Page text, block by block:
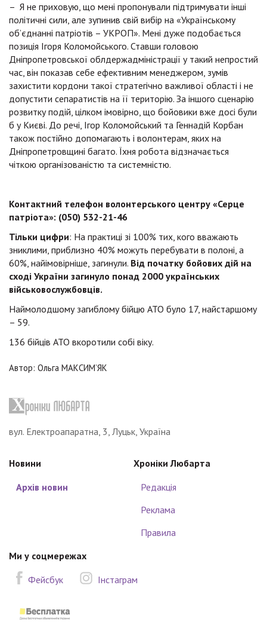
– Я не приховую, що мені пропонували підтримувати інші
політичні сили, але зупинив свій вибір на «Українському
об’єднанні патріотів – УКРОП». Мені дуже подобається
позиція Ігоря Коломойського. Ставши головою
Дніпропетровської облдержадміністрації у такий непростий
час, він показав себе ефективним менеджером, зумів
захистити кордони такої стратегічно важливої області і не
допустити сепаратистів на її територію. За іншого сценарію
розвитку подій, цілком імовірно, що бойовики вже досі були
б у Києві. До речі, Ігор Коломойський та Геннадій Корбан
також постійно допомагають і волонтерам, яких на
Дніпропетровщині багато. Їхня робота відзначається
чіткою організованістю та системністю.
Контактний телефон волонтерського центру «Серце
патріота»: (050) 532-21-46
Тільки цифри: На практиці зі 100% тих, кого вважають
зниклими, приблизно 40% можуть перебувати в полоні, а
60%, найімовірніше, загинули. Від початку бойових дій на
сході України загинуло понад 2000 українських
військовослужбовців.
Наймолодшому загиблому бійцю АТО було 17, найстаршому
– 59.
136 бійців АТО вкоротили собі віку.
Автор: Ольга МАКСИМ’ЯК
вул. Електроапаратна, 3, Луцьк, Україна
Новини
Архів новин
Хроніки Любарта
Редакція
Реклама
Правила
Ми у соцмережах
Фейсбук
Інстаграм